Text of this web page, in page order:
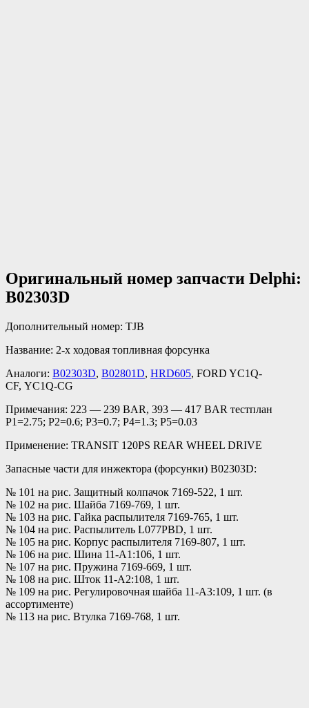
Оригинальный номер запчасти Delphi:
B02303D
Дополнительный номер: TJB
Название: 2-х ходовая топливная форсунка
Аналоги: B02303D, B02801D, HRD605, FORD YC1Q-
CF, YC1Q-CG
Примечания: 223 — 239 BAR, 393 — 417 BAR тестплан
P1=2.75; P2=0.6; P3=0.7; P4=1.3; P5=0.03
Применение: TRANSIT 120PS REAR WHEEL DRIVE
Запасные части для инжектора (форсунки) B02303D:
№ 101 на рис. Защитный колпачок 7169-522, 1 шт.
№ 102 на рис. Шайба 7169-769, 1 шт.
№ 103 на рис. Гайка распылителя 7169-765, 1 шт.
№ 104 на рис. Распылитель L077PBD, 1 шт.
№ 105 на рис. Корпус распылителя 7169-807, 1 шт.
№ 106 на рис. Шина 11-A1:106, 1 шт.
№ 107 на рис. Пружина 7169-669, 1 шт.
№ 108 на рис. Шток 11-A2:108, 1 шт.
№ 109 на рис. Регулировочная шайба 11-A3:109, 1 шт. (в
ассортименте)
№ 113 на рис. Втулка 7169-768, 1 шт.